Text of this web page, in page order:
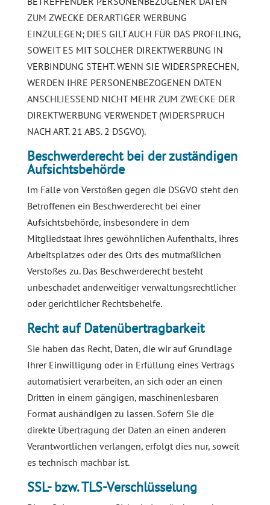
ZUM ZWECKE DERARTIGER WERBUNG
EINZULEGEN; DIES GILT AUCH FÜR DAS PROFILING,
SOWEIT ES MIT SOLCHER DIREKTWERBUNG IN
VERBINDUNG STEHT. WENN SIE WIDERSPRECHEN,
WERDEN IHRE PERSONENBEZOGENEN DATEN
ANSCHLIESSEND NICHT MEHR ZUM ZWECKE DER
DIREKTWERBUNG VERWENDET (WIDERSPRUCH
NACH ART. 21 ABS. 2 DSGVO).
Beschwerde­recht bei der zuständigen
Aufsichts­behörde
Im Falle von Verstößen gegen die DSGVO steht den
Betroffenen ein Beschwerderecht bei einer
Aufsichtsbehörde, insbesondere in dem
Mitgliedstaat ihres gewöhnlichen Aufenthalts, ihres
Arbeitsplatzes oder des Orts des mutmaßlichen
Verstoßes zu. Das Beschwerderecht besteht
unbeschadet anderweitiger verwaltungsrechtlicher
oder gerichtlicher Rechtsbehelfe.
Recht auf Daten­übertrag­barkeit
Sie haben das Recht, Daten, die wir auf Grundlage
Ihrer Einwilligung oder in Erfüllung eines Vertrags
automatisiert verarbeiten, an sich oder an einen
Dritten in einem gängigen, maschinenlesbaren
Format aushändigen zu lassen. Sofern Sie die
direkte Übertragung der Daten an einen anderen
Verantwortlichen verlangen, erfolgt dies nur, soweit
es technisch machbar ist.
SSL- bzw. TLS-Verschlüsselung